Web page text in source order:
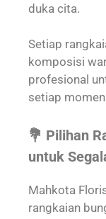
duka cita.
Setiap
komposisi
profesional
setiap
💐 Pilihan
untuk
Mahkota
rangkaian